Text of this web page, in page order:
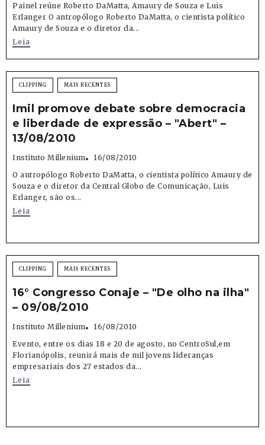
Painel reúne Roberto DaMatta, Amaury de Souza e Luis
Erlanger O antropólogo Roberto DaMatta, o cientista político
Amaury de Souza e o diretor da...
Leia
CLIPPING MAIS RECENTES
Imil promove debate sobre democracia
e liberdade de expressão – "Abert" –
13/08/2010
Instituto Millenium
16/08/2010
O antropólogo Roberto DaMatta, o cientista político Amaury de
Souza e o diretor da Central Globo de Comunicação, Luis
Erlanger, são os...
Leia
CLIPPING MAIS RECENTES
16° Congresso Conaje – "De olho na ilha"
– 09/08/2010
Instituto Millenium
16/08/2010
Evento, entre os dias 18 e 20 de agosto, no CentroSul,em
Florianópolis, reunirá mais de mil jovens lideranças
empresariais dos 27 estados da...
Leia